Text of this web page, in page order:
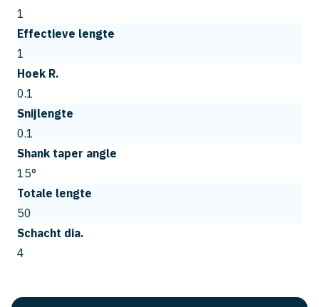
1
Effectieve lengte
1
Hoek R.
0.1
Snijlengte
0.1
Shank taper angle
15°
Totale lengte
50
Schacht dia.
4